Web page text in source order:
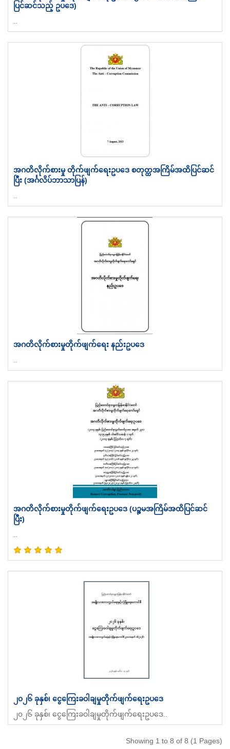
ပြင်ဆင်သည့် ဥပဒေ)
အဂတိလိုက်စားမှု တိုက်ဖျက်ရေးဥပဒေ စတုတ္ထအကြိမ်အထိပြင်ဆင်
ပြီး (အင်္ဂလိပ်ဘာသာပြန်)
အဂတိလိုက်စားမှုတိုက်ဖျက်ရေး နည်းဥပဒေ
အဂတိလိုက်စားမှုတိုက်ဖျက်ရေးဥပဒေ (ပဉ္ဓမအကြိမ်အထိပြင်ဆင်
ပြီး)
၂၀၂၆ ခုနှစ်၊ ငွေကြေးခဝါချမှုတိုက်ဖျက်ရေးဥပဒေ
၂၀၂၆ ခုနှစ်၊ ငွေကြေးခဝါချမှုတိုက်ဖျက်ရေးဥပဒေ..
Showing 1 to 8 of 8 (1 Pages)